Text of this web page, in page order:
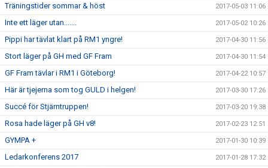
Träningstider sommar & höst 2017-05-03 11:06
Inte ett läger utan....... 2017-05-02 10:26
Pippi har tävlat klart på RM1 yngre! 2017-04-30 11:56
Stort läger på GH med GF Fram 2017-04-30 11:54
GF Fram tävlar i RM1 i Göteborg! 2017-04-22 10:57
Här är tjejerna som tog GULD i helgen! 2017-03-30 17:26
Succé för Stjärntruppen! 2017-03-20 19:38
Rosa hade läger på GH v8! 2017-02-23 12:51
GYMPA + 2017-01-30 10:39
Ledarkonferens 2017 2017-01-28 17:32